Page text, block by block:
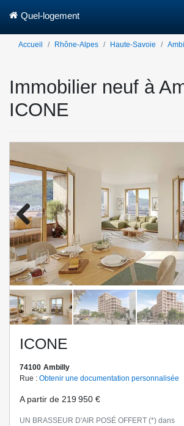
Quel-logement
Accueil Rhône-Alpes Haute-Savoie
Immobilier neuf à
ICONE
Previo
us
ICONE
74100 Ambilly
Rue : Obtenir une documentation personnalisée
A partir de 219 950 €
UN BRASSEUR D'AIR POSÉ OFFERT (*) dans